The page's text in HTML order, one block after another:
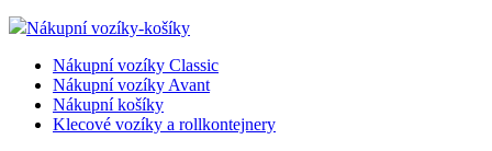
Nákupní vozíky-košíky
Nákupní vozíky Classic
Nákupní vozíky Avant
Nákupní košíky
Klecové vozíky a rollkontejnery